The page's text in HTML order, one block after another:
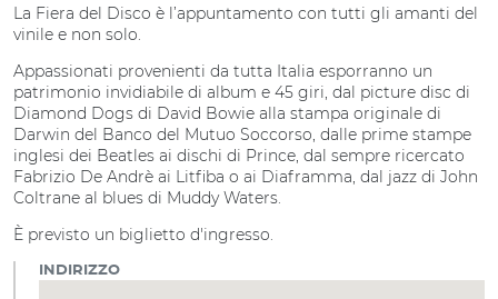
La Fiera del Disco è l’appuntamento con tutti gli amanti del
vinile e non solo.
Appassionati provenienti da tutta Italia esporranno un
patrimonio invidiabile di album e 45 giri, dal picture disc di
Diamond Dogs di David Bowie alla stampa originale di
Darwin del Banco del Mutuo Soccorso, dalle prime stampe
inglesi dei Beatles ai dischi di Prince, dal sempre ricercato
Fabrizio De Andrè ai Litfiba o ai Diaframma, dal jazz di John
Coltrane al blues di Muddy Waters.
È previsto un biglietto d'ingresso.
INDIRIZZO